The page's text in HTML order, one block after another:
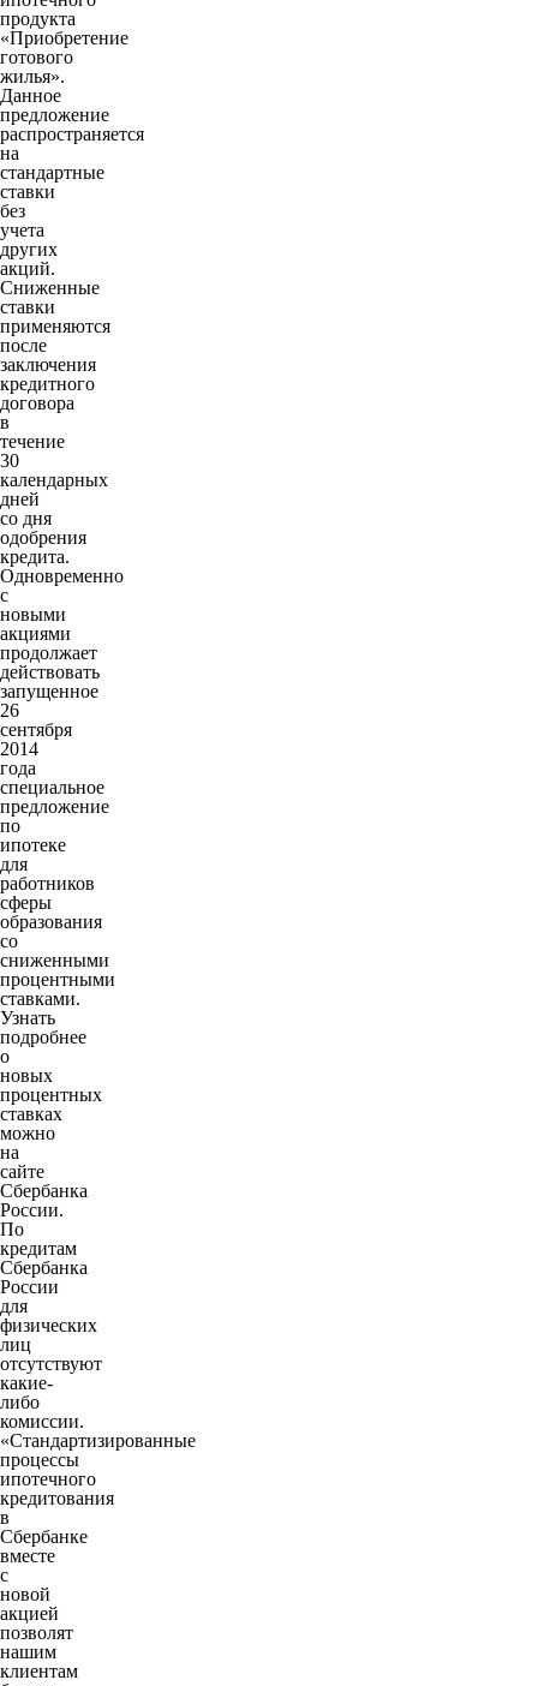
продукта
«Приобретение
готового
жилья».
Данное
предложение
распространяется
на
стандартные
ставки
без
учета
других
акций.
Сниженные
ставки
применяются
после
заключения
кредитного
договора
в
течение
30
календарных
дней
со дня
одобрения
кредита.
Одновременно
с
новыми
акциями
продолжает
действовать
запущенное
26
сентября
2014
года
специальное
предложение
по
ипотеке
для
работников
сферы
образования
со
сниженными
процентными
ставками.
Узнать
подробнее
о
новых
процентных
ставках
можно
на
сайте
Сбербанка
России.
По
кредитам
Сбербанка
России
для
физических
лиц
отсутствуют
какие-
либо
комиссии.
«Стандартизированные
процессы
ипотечного
кредитования
в
Сбербанке
вместе
с
новой
акцией
позволят
нашим
клиентам